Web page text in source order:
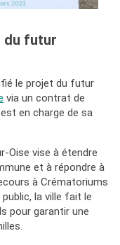
du futur
le projet du futur
via un contrat de
en charge de sa
Oise vise à étendre
et à répondre à
à Crématoriums
la ville fait le
pour garantir une